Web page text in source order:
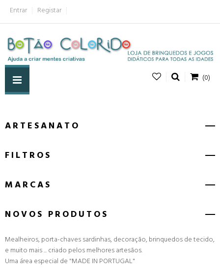
Entrar Registar
(0)
ARTESANATO
FILTROS
MARCAS
NOVOS PRODUTOS
Mealheiros, porta-chaves sardinhas, decoração, brinquedos de tecido,
e muito mais ... criado pelos melhores artesãos.
Uma área especial de "MADE IN PORTUGAL"